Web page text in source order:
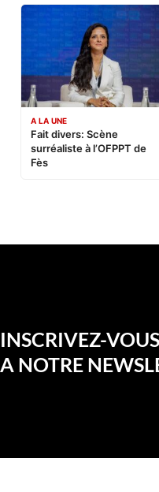
A LA UNE
Fait divers: Scène
surréaliste à l’OFPPT de
Fès
INSCRIVEZ-VOUS
A NOTRE